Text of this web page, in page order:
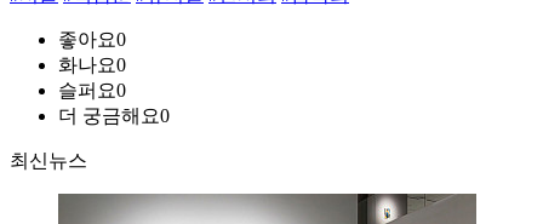
좋아요0
화나요0
슬퍼요0
더 궁금해요0
최신뉴스